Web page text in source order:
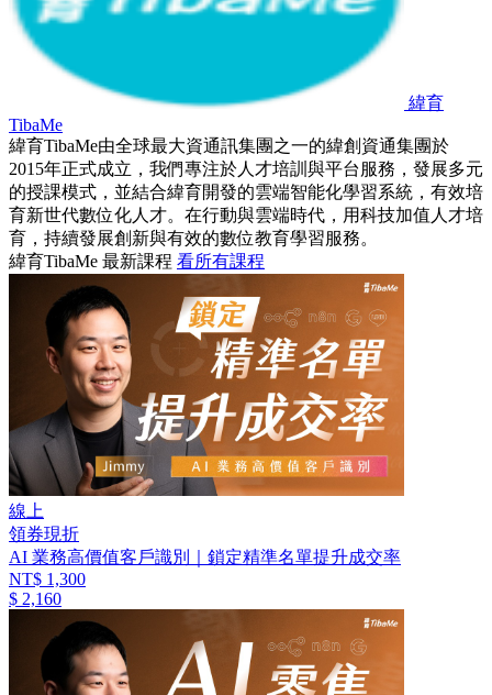
緯育
TibaMe
緯育TibaMe由全球最大資通訊集團之一的緯創資通集團於
2015年正式成立，我們專注於人才培訓與平台服務，發展多元
的授課模式，並結合緯育開發的雲端智能化學習系統，有效培
育新世代數位化人才。在行動與雲端時代，用科技加值人才培
育，持續發展創新與有效的數位教育學習服務。
緯育TibaMe 最新課程 看所有課程
線上
領券現折
AI 業務高價值客戶識別｜鎖定精準名單提升成交率
NT$ 1,300
$ 2,160